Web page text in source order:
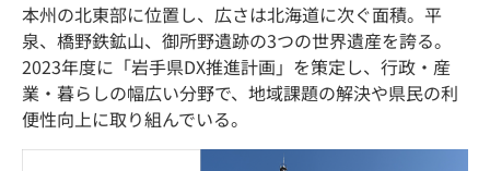
本州の北東部に位置し、広さは北海道に次ぐ面積。平
泉、橋野鉄鉱山、御所野遺跡の3つの世界遺産を誇る。
2023年度に「岩手県DX推進計画」を策定し、行政・産
業・暮らしの幅広い分野で、地域課題の解決や県民の利
便性向上に取り組んでいる。